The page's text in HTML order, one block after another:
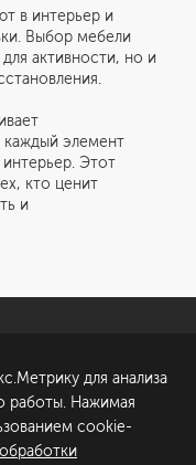
в интерьер и
Выбор мебели
активности, но и
каждый элемент
Этот
кто ценит
и
проект
для анализа
работы. Нажимая
cookie-